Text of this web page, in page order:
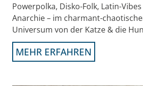
Powerpolka, Disko-Folk, Latin-
Anarchie – im charmant-
Universum von der Katze & die
MEHR ERFAHREN